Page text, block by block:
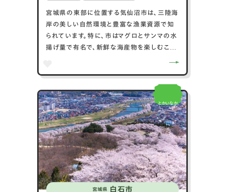
宮城県の東部に位置する気仙沼市は、三陸海
岸の美しい自然環境と豊富な漁業資源で知
られています。特に、市はマグロとサンマの水
揚げ量で有名で、新鮮な海産物を楽しむこと
施設が次々と建設されています。気仙沼市は
また、地元の祭りや伝統的な行事が豊富で、
地元の文化を感じることができる魅力的な場
所です。自然の美しさと地域コミュニティの強
さが感じられる町です。
宮城県 白石市
とかいなか